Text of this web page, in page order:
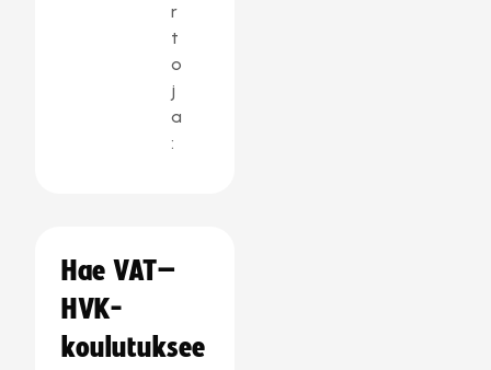
r
t
o
j
a
:
Hae VAT–
HVK-
koulutuksee